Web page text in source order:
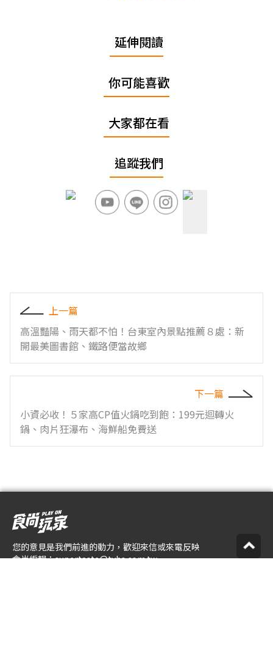
延伸閱讀
你可能喜歡
大家都在看
追蹤我們
上一篇
高溫豔陽、雨天都不怕！台東室內景點推薦８處：新
開最美圖書館、鐵路便當故鄉
下一篇
小資必收！５家高CP值火鍋吃到飽：199元迴轉火
鍋、肉片狂瀑布、海鮮船免費送
您的意見是我們前進的動力，歡迎來信或來電反映
食尚編輯：supertaste@tvbs.com.tw